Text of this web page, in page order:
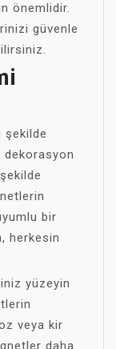
önemlidir.
güvenle
şekilde
bir
herkesin
yüzeyin
veya kir
daha